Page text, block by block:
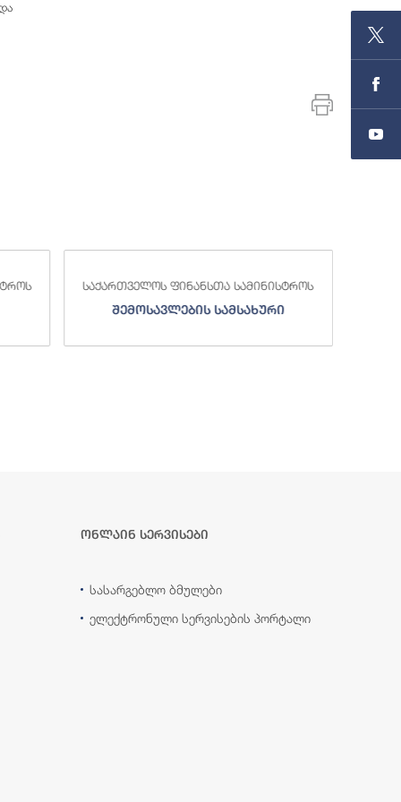
End of
საქართველოს ფინანსთა სამინისტროს
შემოსავლების სამსახური
ონლაინ სერვისები
სასარგებლო ბმულები
ელექტრონული სერვისების პორტალი